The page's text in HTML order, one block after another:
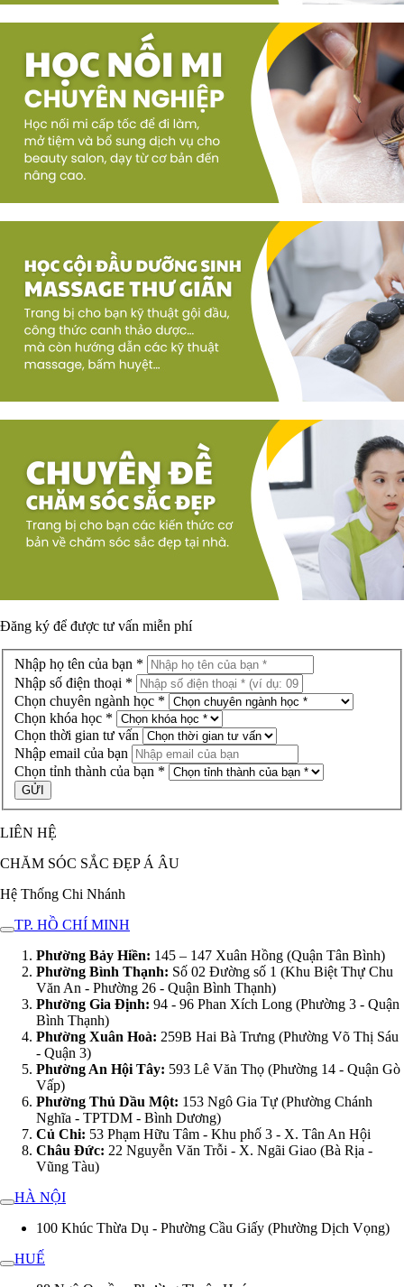
Đăng ký để được tư vấn miễn phí
Nhập họ tên của bạn *
Nhập số điện thoại *
Chọn chuyên ngành học *
Chọn khóa học *
Chọn thời gian tư vấn
Nhập email của bạn
Chọn tỉnh thành của bạn *
LIÊN HỆ
CHĂM SÓC SẮC ĐẸP Á ÂU
Hệ Thống Chi Nhánh
TP. HỒ CHÍ MINH
Phường Bảy Hiền: 145 – 147 Xuân Hồng (Quận Tân Bình)
Phường Bình Thạnh: Số 02 Đường số 1 (Khu Biệt Thự Chu
Văn An - Phường 26 - Quận Bình Thạnh)
Phường Gia Định: 94 - 96 Phan Xích Long (Phường 3 - Quận
Bình Thạnh)
Phường Xuân Hoà: 259B Hai Bà Trưng (Phường Võ Thị Sáu
- Quận 3)
Phường An Hội Tây: 593 Lê Văn Thọ (Phường 14 - Quận Gò
Vấp)
Phường Thủ Dầu Một: 153 Ngô Gia Tự (Phường Chánh
Nghĩa - TPTDM - Bình Dương)
Củ Chi: 53 Phạm Hữu Tâm - Khu phố 3 - X. Tân An Hội
Châu Đức: 22 Nguyễn Văn Trỗi - X. Ngãi Giao (Bà Rịa -
Vũng Tàu)
HÀ NỘI
100 Khúc Thừa Dụ - Phường Cầu Giấy (Phường Dịch Vọng)
HUẾ